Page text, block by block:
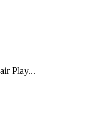
Play...